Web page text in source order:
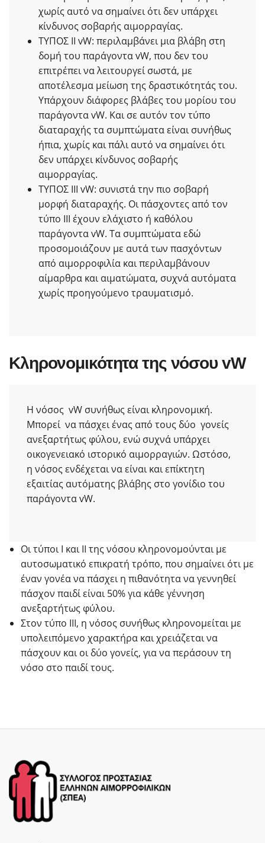
χωρίς αυτό να σημαίνει ότι δεν υπάρχει
κίνδυνος σοβαρής αιμορραγίας.
ΤΥΠΟΣ ΙΙ vW: περιλαμβάνει μια βλάβη στη
δομή του παράγοντα vW, που δεν του
επιτρέπει να λειτουργεί σωστά, με
αποτέλεσμα μείωση της δραστικότητάς του.
Υπάρχουν διάφορες βλάβες του μορίου του
παράγοντα vW. Και σε αυτόν τον τύπο
διαταραχής τα συμπτώματα είναι συνήθως
ήπια, χωρίς και πάλι αυτό να σημαίνει ότι
δεν υπάρχει κίνδυνος σοβαρής
αιμορραγίας.
ΤΥΠΟΣ ΙΙΙ vW: συνιστά την πιο σοβαρή
μορφή διαταραχής. Οι πάσχοντες από τον
τύπο ΙΙΙ έχουν ελάχιστο ή καθόλου
παράγοντα vW. Τα συμπτώματα εδώ
προσομοιάζουν με αυτά των πασχόντων
από αιμορροφιλία και περιλαμβάνουν
αίμαρθρα και αιματώματα, συχνά αυτόματα
χωρίς προηγούμενο τραυματισμό.
Κληρονομικότητα της νόσου vW
H νόσος vW συνήθως είναι κληρονομική.
Μπορεί να πάσχει ένας από τους δύο γονείς
ανεξαρτήτως φύλου, ενώ συχνά υπάρχει
οικογενειακό ιστορικό αιμορραγιών. Ωστόσο,
η νόσος ενδέχεται να είναι και επίκτητη
εξαιτίας αυτόματης βλάβης στο γονίδιο του
παράγοντα vW.
Οι τύποι Ι και ΙΙ της νόσου κληρονομούνται με
αυτοσωματικό επικρατή τρόπο, που σημαίνει ότι με
έναν γονέα να πάσχει η πιθανότητα να γεννηθεί
πάσχον παιδί είναι 50% για κάθε γέννηση
ανεξαρτήτως φύλου.
Στον τύπο ΙΙΙ, η νόσος συνήθως κληρονομείται με
υπολειπόμενο χαρακτήρα και χρειάζεται να
πάσχουν και οι δύο γονείς, για να περάσουν τη
νόσο στο παιδί τους.